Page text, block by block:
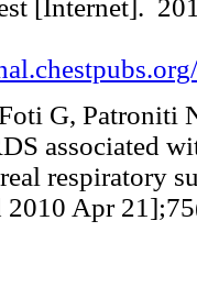
[Internet].
G, Patroniti
associated
respiratory
2010 Apr